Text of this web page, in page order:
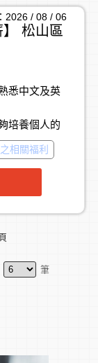
團經營決策
、生活選
告，參與核
台，帶領團
松山區
2026 / 08 / 06
悉中文及英
培養個人的
的壓力，
性；工作
相關福利
筆